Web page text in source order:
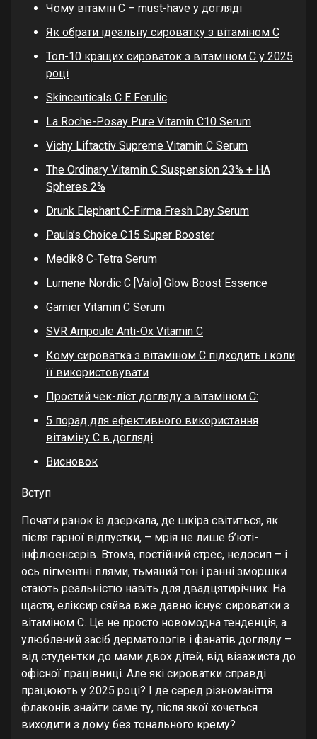
Чому вітамін C – must-have у догляді
Як обрати ідеальну сироватку з вітаміном C
Топ-10 кращих сироваток з вітаміном C у 2025
році
Skinceuticals C E Ferulic
La Roche-Posay Pure Vitamin C10 Serum
Vichy Liftactiv Supreme Vitamin C Serum
The Ordinary Vitamin C Suspension 23% + HA
Spheres 2%
Drunk Elephant C-Firma Fresh Day Serum
Paula’s Choice C15 Super Booster
Medik8 C-Tetra Serum
Lumene Nordic C [Valo] Glow Boost Essence
Garnier Vitamin C Serum
SVR Ampoule Anti-Ox Vitamin C
Кому сироватка з вітаміном C підходить і коли
її використовувати
Простий чек-ліст догляду з вітаміном C:
5 порад для ефективного використання
вітаміну C в догляді
Висновок
Вступ
Почати ранок із дзеркала, де шкіра світиться, як
після гарної відпустки, – мрія не лише б’юті-
інфлюенсерів. Втома, постійний стрес, недосип – і
ось пігментні плями, тьмяний тон і ранні зморшки
стають реальністю навіть для двадцятирічних. На
щастя, еліксир сяйва вже давно існує: сироватки з
вітаміном C. Це не просто новомодна тенденція, а
улюблений засіб дерматологів і фанатів догляду –
від студентки до мами двох дітей, від візажиста до
офісної працівниці. Але які сироватки справді
працюють у 2025 році? І де серед різноманіття
флаконів знайти саме ту, після якої хочеться
виходити з дому без тонального крему?